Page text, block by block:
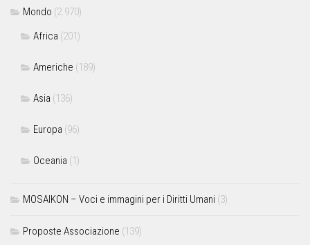
Mondo (2.970)
Africa (201)
Americhe (189)
Asia (136)
Europa (96)
Oceania (1)
MOSAIKON – Voci e immagini per i Diritti Umani (3)
Proposte Associazione (139)